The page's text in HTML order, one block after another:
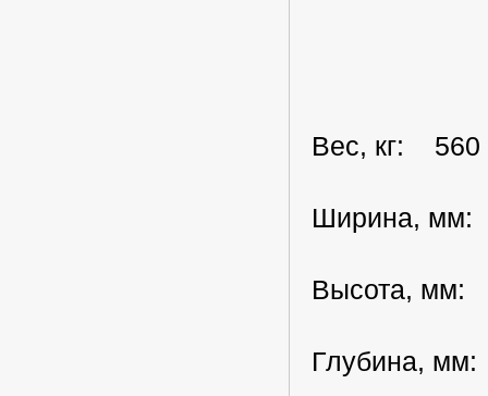
Вес, кг: 560
Ширина,
Высота, мм:
Глубина,